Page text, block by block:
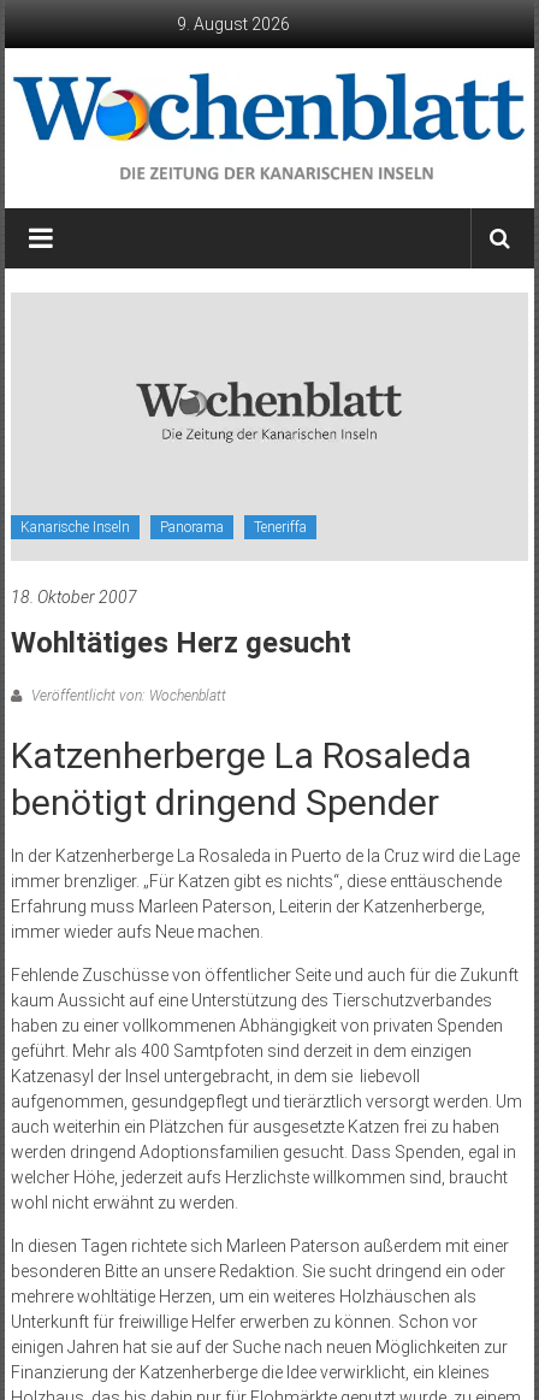
9. August 2026
Wochenblatt
die
Kanarische Inseln Panorama Teneriffa
18. Oktober 2007
Wohltätiges Herz gesucht
Veröffentlicht von: Wochenblatt
Katzenherberge La Rosaleda
benötigt dringend Spender
In der Katzenherberge La Rosaleda in Puerto de la Cruz wird die Lage
immer brenzliger. „Für Katzen gibt es nichts“, diese enttäuschende
Erfahrung muss Marleen Paterson, Leiterin der Katzenherberge,
immer wieder aufs Neue machen.
Fehlende Zuschüsse von öffentlicher Seite und auch für die Zukunft
kaum Aussicht auf eine Unterstützung des Tierschutzverbandes
haben zu einer vollkommenen Abhängigkeit von privaten Spenden
geführt. Mehr als 400 Samtpfoten sind derzeit in dem einzigen
Katzenasyl der Insel untergebracht, in dem sie liebevoll
aufgenommen, gesundgepflegt und tierärztlich versorgt werden. Um
auch weiterhin ein Plätzchen für ausgesetzte Katzen frei zu haben
werden dringend Adoptionsfamilien gesucht. Dass Spenden, egal in
welcher Höhe, jederzeit aufs Herzlichste willkommen sind, braucht
wohl nicht erwähnt zu werden.
In diesen Tagen richtete sich Marleen Paterson außerdem mit einer
besonderen Bitte an unsere Redaktion. Sie sucht dringend ein oder
mehrere wohltätige Herzen, um ein weiteres Holzhäuschen als
Unterkunft für freiwillige Helfer erwerben zu können. Schon vor
einigen Jahren hat sie auf der Suche nach neuen Möglichkeiten zur
Finanzierung der Katzenherberge die Idee verwirklicht, ein kleines